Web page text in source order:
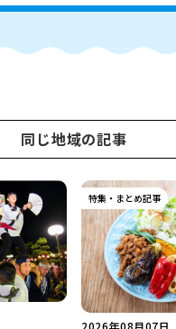
同じ地域の記事
特集・まとめ記事
2026年08月07日